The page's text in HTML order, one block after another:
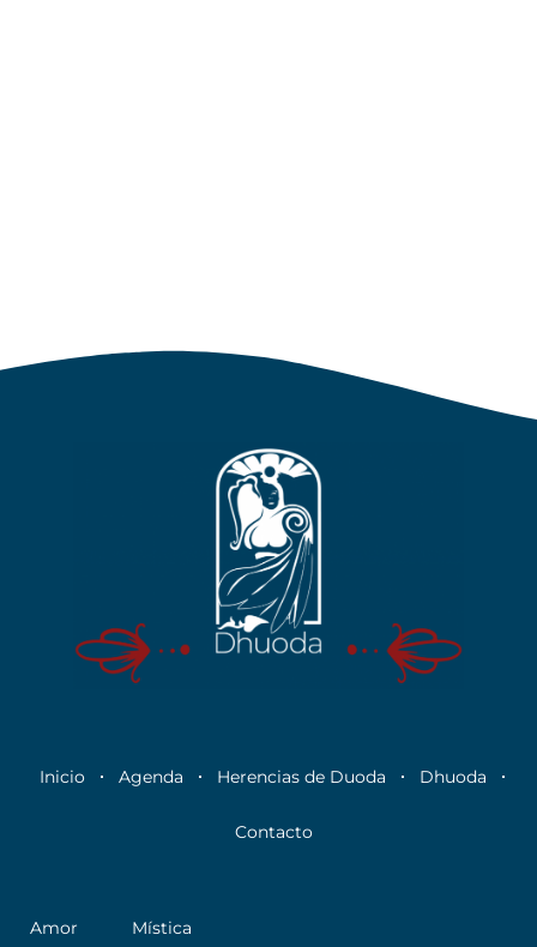
Inicio Agenda Herencias de Duoda Dhuoda
Contacto
Amor Mística